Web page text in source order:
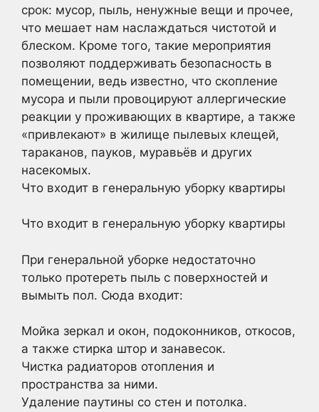
срок: мусор, пыль, ненужные вещи и прочее,
что мешает нам наслаждаться чистотой и
блеском. Кроме того, такие мероприятия
позволяют поддерживать безопасность в
помещении, ведь известно, что скопление
мусора и пыли провоцируют аллергические
реакции у проживающих в квартире, а также
«привлекают» в жилище пылевых клещей,
тараканов, пауков, муравьёв и других
насекомых.
Что входит в генеральную уборку квартиры
Что входит в генеральную уборку квартиры
При генеральной уборке недостаточно
только протереть пыль с поверхностей и
вымыть пол. Сюда входит:
Мойка зеркал и окон, подоконников, откосов,
а также стирка штор и занавесок.
Чистка радиаторов отопления и
пространства за ними.
Удаление паутины со стен и потолка.